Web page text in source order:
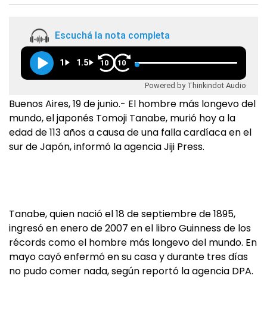
Escuchá la nota completa
1 1.5 10 10
Powered by Thinkindot Audio
Buenos Aires, 19 de junio.- El hombre más longevo del
mundo, el japonés Tomoji Tanabe, murió hoy a la
edad de 113 años a causa de una falla cardíaca en el
sur de Japón, informó la agencia Jiji Press.
Tanabe, quien nació el 18 de septiembre de 1895,
ingresó en enero de 2007 en el libro Guinness de los
récords como el hombre más longevo del mundo. En
mayo cayó enfermó en su casa y durante tres días
no pudo comer nada, según reportó la agencia DPA.